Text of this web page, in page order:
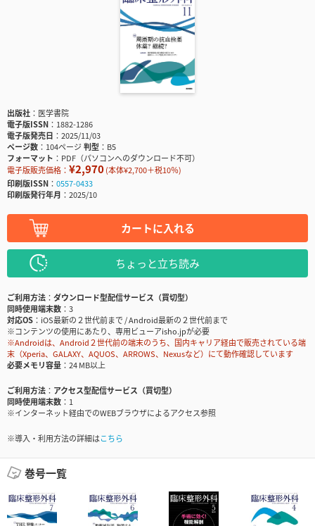
出版社
医学書院
電子版ISSN
1882-1286
電子版発売日
2025/11/03
ページ数
104ページ判型
B5
フォーマット
PDF（パソコンへのダウンロード不可）
電子版販売価格： ¥2,970(本体¥2,700＋税10％)
印刷版ISSN
0557-0433
印刷版発行年月
2025/10
カートに入れる
ちょっと立ち読み
ご利用方法
ダウンロード型配信サービス（買切型）
同時使用端末数
3
対応OS
iOS最新の２世代前まで / Android最新の２世代前まで
※コンテンツの使用にあたり、専用ビューアisho.jpが必要
※Androidは、Android２世代前の端末のうち、国内キャリア経由で販売されている端
末（Xperia、GALAXY、AQUOS、ARROWS、Nexusなど）にて動作確認しています
必要メモリ容量
24 MB以上
ご利用方法
アクセス型配信サービス（買切型）
同時使用端末数
1
※インターネット経由でのWEBブラウザによるアクセス参照
※導入・利用方法の詳細はこちら
巻号一覧